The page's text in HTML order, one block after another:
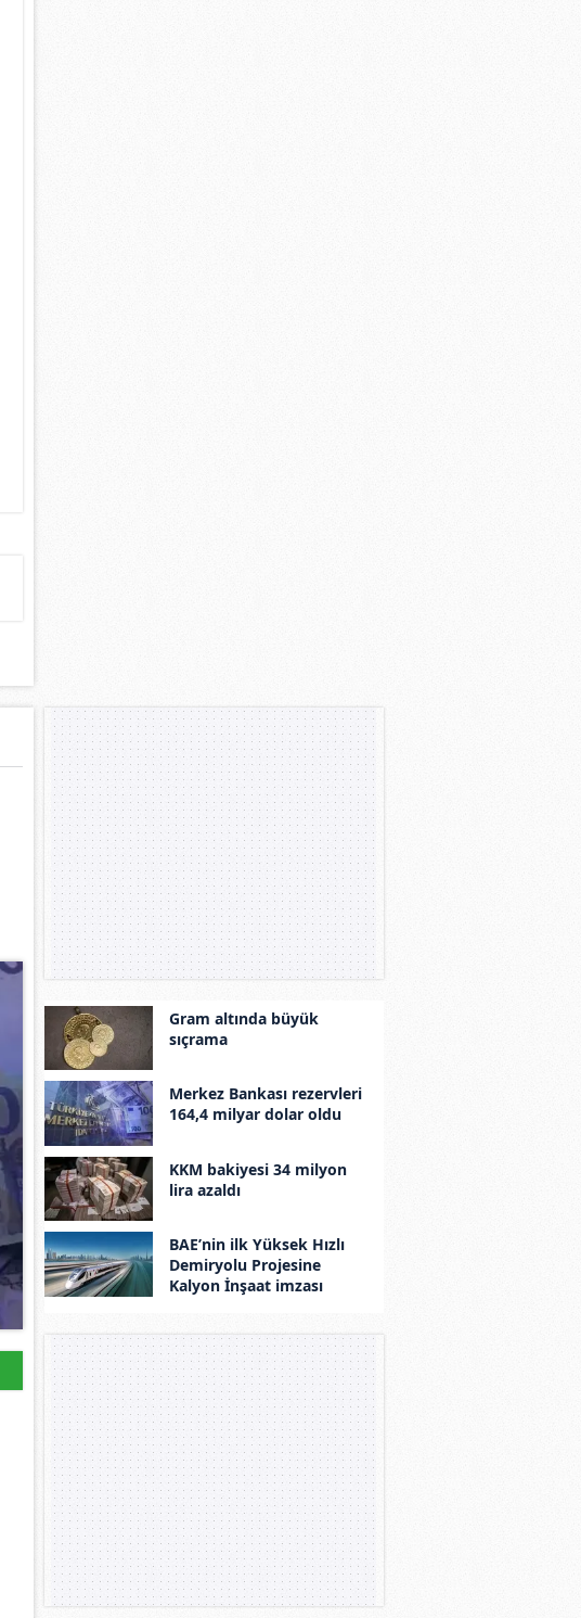
Gram altında büyük
sıçrama
Merkez Bankası rezervleri
164,4 milyar dolar oldu
KKM bakiyesi 34 milyon
lira azaldı
BAE’nin ilk Yüksek Hızlı
Demiryolu Projesine
Kalyon İnşaat imzası